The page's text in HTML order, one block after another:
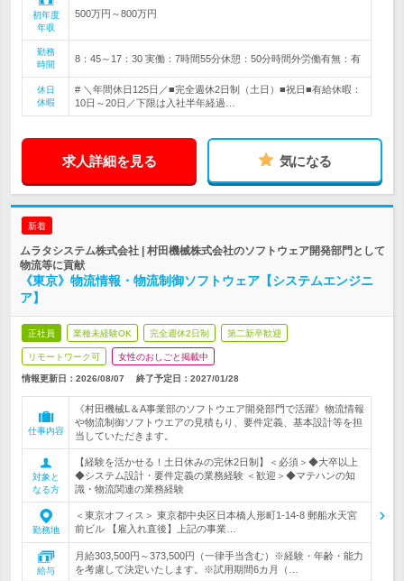
初年度
年収
500万円～800万円
勤務
時間
8：45～17：30 実働：7時間55分休憩：50分時間外労働有無：有
休日
休暇
# ＼年間休日125日／■完全週休2日制（土日）■祝日■有給休暇：
10日～20日／下限は入社半年経過…
求人詳細を見る 気になる
新着
ムラタシステム株式会社 | 村田機械株式会社のソフトウェア開発部門として
物流等に貢献
《東京》物流情報・物流制御ソフトウェア【システムエンジニ
ア】
正社員 業種未経験OK 完全週休2日制 第二新卒歓迎
リモートワーク可 女性のおしごと掲載中
情報更新日：2026/08/07 終了予定日： 2027/01/28
仕事内容
《村田機械L＆A事業部のソフトウエア開発部門で活躍》物流情報
や物流制御ソフトウエアの見積もり、要件定義、基本設計等を担
当していただきます。
対象と
なる方
【経験を活かせる！土日休みの完休2日制】＜必須＞◆大卒以上
◆システム設計・要件定義の業務経験 ＜歓迎＞◆マテハンの知
識・物流関連の業務経験
勤務地
＜東京オフィス＞ 東京都中央区日本橋人形町1-14-8 郵船水天宮
前ビル 【雇入れ直後】上記の事業…
給与
月給303,500円～373,500円（一律手当含む）※経験・年齢・能力
を考慮して決定いたします。※試用期間6カ月（…